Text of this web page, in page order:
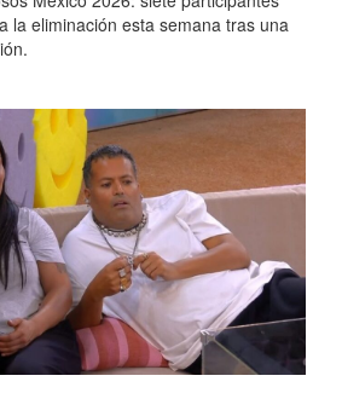
la eliminación esta semana tras una